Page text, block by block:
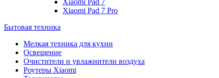
Xiaomi Pad 7 Pro
Бытовая техника
Мелкая техника для кухни
Освещение
Очистители и увлажнители воздуха
Роутеры Xiaomi